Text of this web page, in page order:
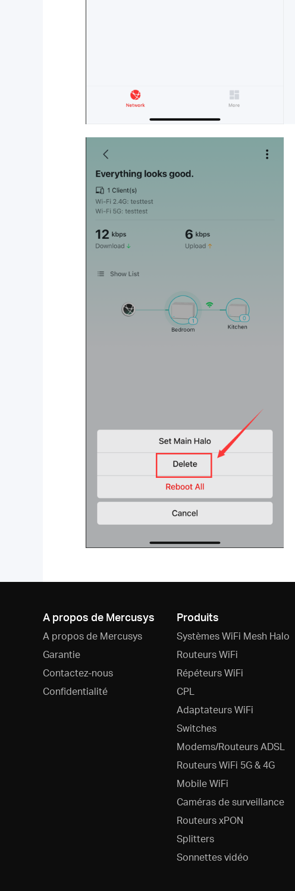
A propos de Mercusys
A propos de Mercusys
Garantie
Contactez-nous
Confidentialité
Produits
Systèmes WiFi Mesh Halo
Routeurs WiFi
Répéteurs WiFi
CPL
Adaptateurs WiFi
Switches
Modems/Routeurs ADSL
Routeurs WiFi 5G & 4G
Mobile WiFi
Caméras de surveillance
Routeurs xPON
Splitters
Sonnettes vidéo